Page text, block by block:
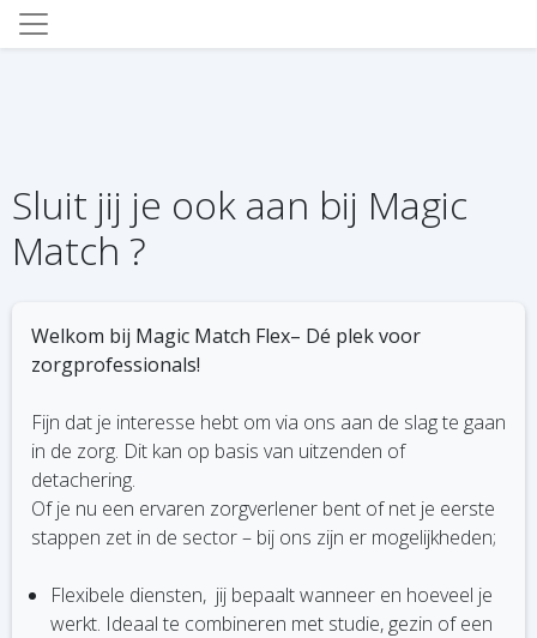
Sluit jij je ook aan bij Magic
Match ?
Welkom bij Magic Match Flex– Dé plek voor
zorgprofessionals!
Fijn dat je interesse hebt om via ons aan de slag te gaan
in de zorg. Dit kan op basis van uitzenden of
detachering.
Of je nu een ervaren zorgverlener bent of net je eerste
stappen zet in de sector – bij ons zijn er mogelijkheden;
Flexibele diensten, jij bepaalt wanneer en hoeveel je
werkt. Ideaal te combineren met studie, gezin of een